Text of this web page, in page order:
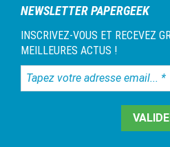
NEWSLETTER PAPERGEEK
INSCRIVEZ-VOUS ET RECEVEZ
MEILLEURES ACTUS !
Tapez
votre